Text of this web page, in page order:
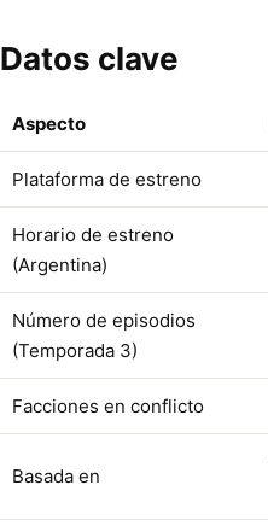
Datos clave
Aspecto
Plataforma de estreno
Horario de estreno
(Argentina)
Número de episodios
(Temporada 3)
Facciones en conflicto
Basada en